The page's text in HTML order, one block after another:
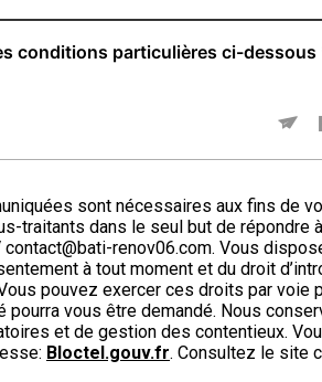
conditions particulières ci-
sont nécessaires aux fins de
traitants dans le seul but de
renov06.com. Vous
à tout moment et du droit
pouvez exercer ces droits par
pourra vous être demandé. Nous
et de gestion des contentieux.
Bloctel.gouv.fr. Consultez le site